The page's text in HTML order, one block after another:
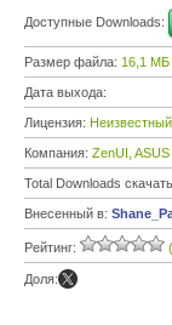
Доступные Downloads:
Размер файла: 16,1 МБ
Дата выхода:
Лицензия: Неизвестный
Компания: ZenUI,
Total Downloads
Внесенный в:
Рейтинг:
Доля: